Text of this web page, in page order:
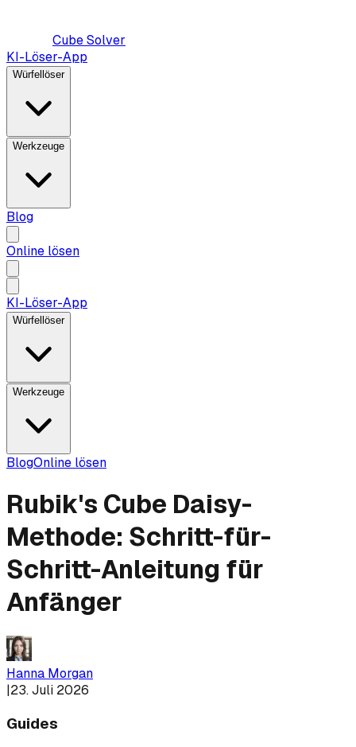
Cube Solver
KI-Löser-App
Würfellöser
Werkzeuge
Blog
Online lösen
KI-Löser-App
Würfellöser
Werkzeuge
BlogOnline lösen
Rubik's Cube Daisy-
Methode: Schritt-für-
Schritt-Anleitung für
Anfänger
Hanna Morgan
|23. Juli 2026
Guides